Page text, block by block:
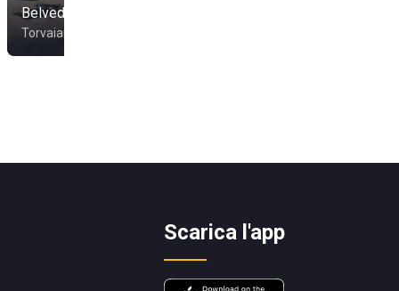
Belvedere Ritual Night
Torvaianica
Scarica l'app